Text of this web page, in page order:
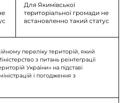
Для Якимівської
територіальної громади не
встановленно такий статус
переліку територій, який
з питань реінтеграції
України» на підставі
і погодження з